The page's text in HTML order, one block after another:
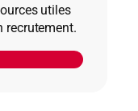
utiles
recrutement.